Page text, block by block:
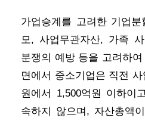
가업승계를 고려한 기업
모, 사업무관자산, 가족
분쟁의 예방 등을 고려하
면에서 중소기업은 직전
원에서 1,500억원 이하이
속하지 않으며, 자산총액